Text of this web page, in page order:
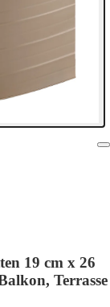
19 cm x 26
Terrasse